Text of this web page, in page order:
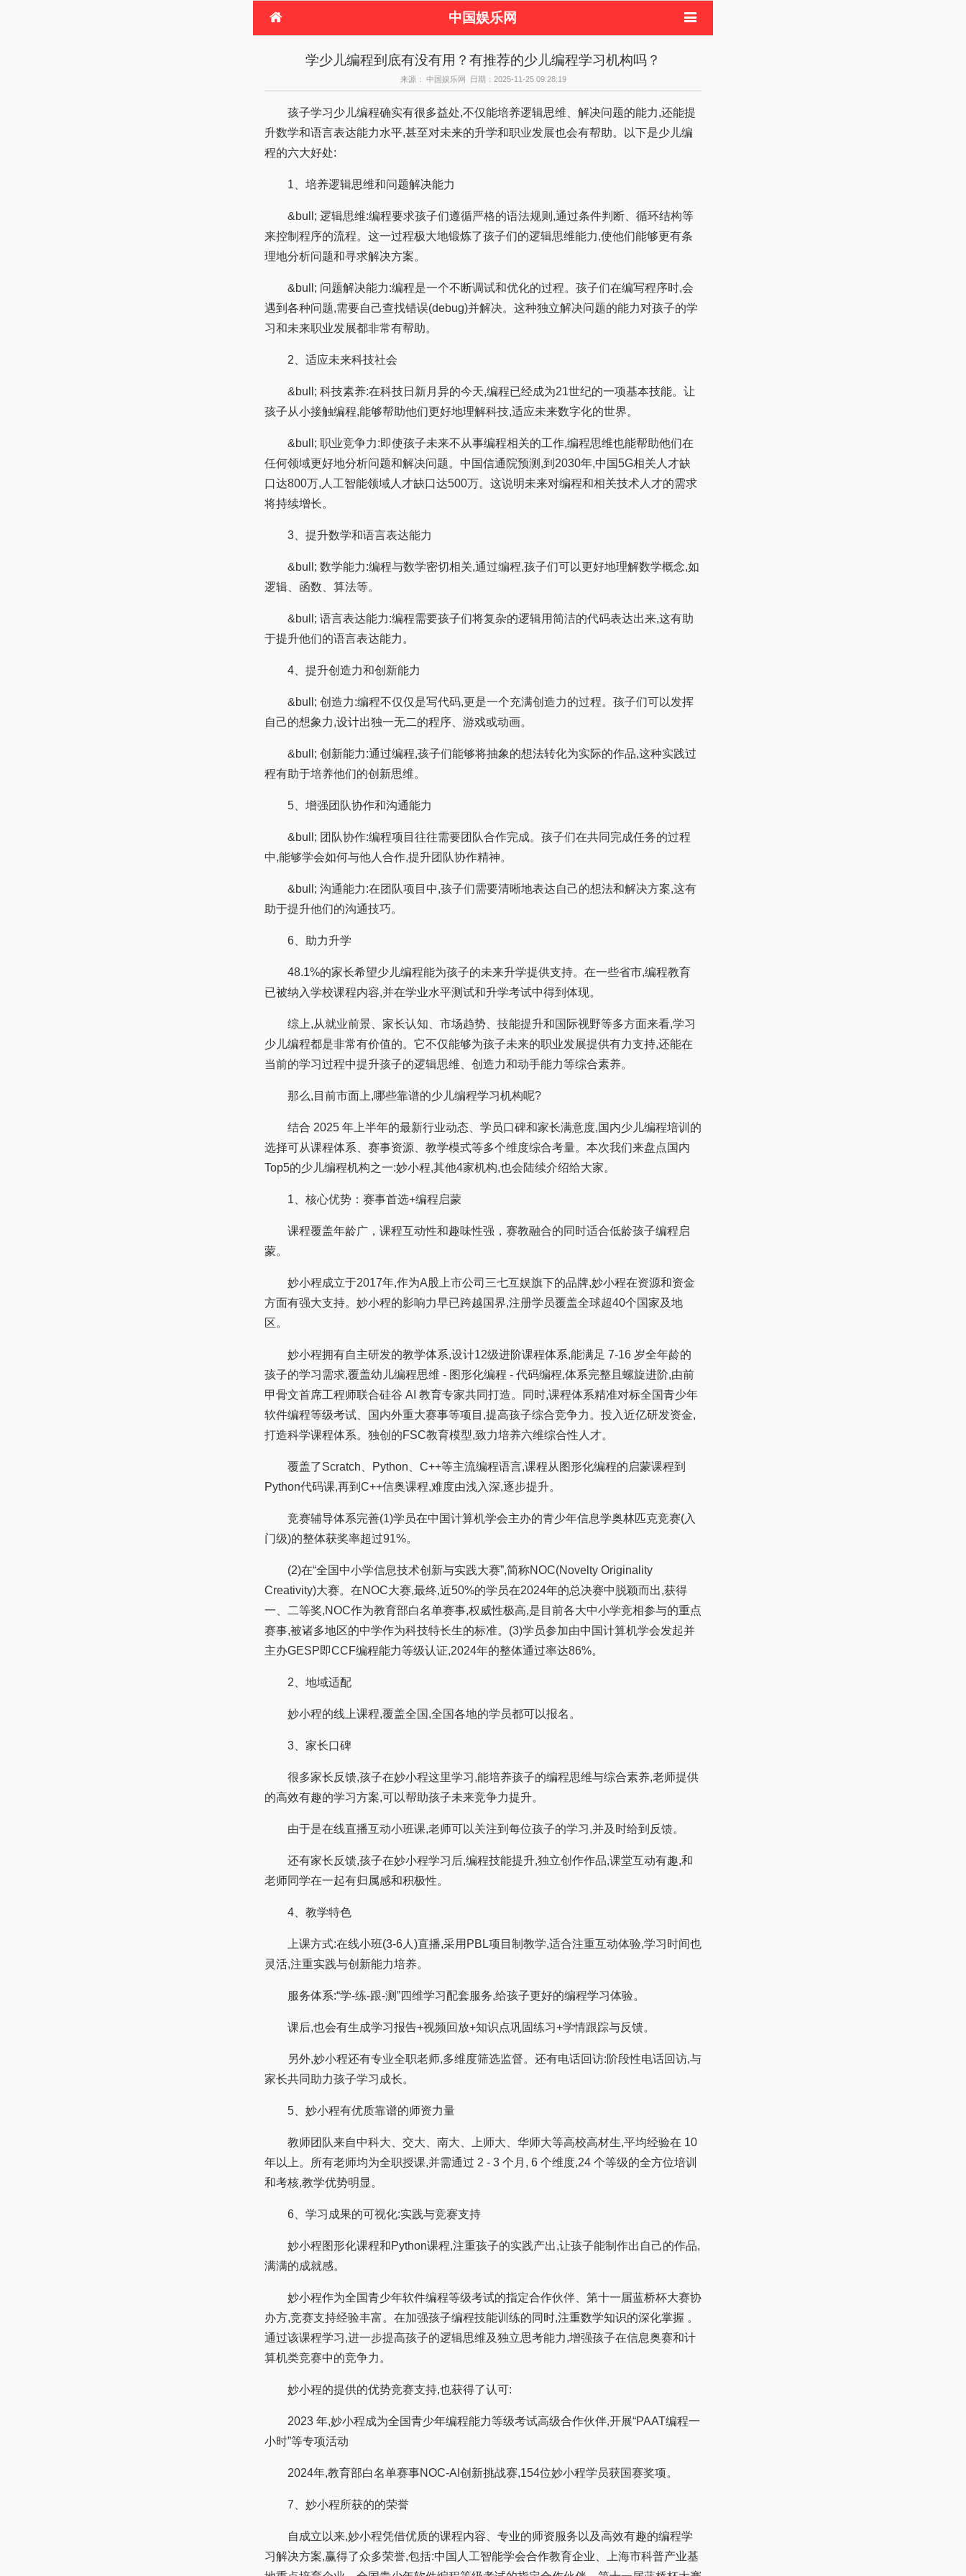
中国娱乐网
服饰
塑身 情感
健康
新娘 家庭
学少儿编程到底有没有用？有推荐的少儿编程学习机构吗？
来源： 中国娱乐网 日期：2025-11-25 09:28:19
孩子学习少儿编程确实有很多益处,不仅能培养逻辑思维、解决问题的能力,还能提
升数学和语言表达能力水平,甚至对未来的升学和职业发展也会有帮助。以下是少儿编
程的六大好处:
1、培养逻辑思维和问题解决能力
&bull; 逻辑思维:编程要求孩子们遵循严格的语法规则,通过条件判断、循环结构等
来控制程序的流程。这一过程极大地锻炼了孩子们的逻辑思维能力,使他们能够更有条
理地分析问题和寻求解决方案。
&bull; 问题解决能力:编程是一个不断调试和优化的过程。孩子们在编写程序时,会
遇到各种问题,需要自己查找错误(debug)并解决。这种独立解决问题的能力对孩子的学
习和未来职业发展都非常有帮助。
2、适应未来科技社会
&bull; 科技素养:在科技日新月异的今天,编程已经成为21世纪的一项基本技能。让
孩子从小接触编程,能够帮助他们更好地理解科技,适应未来数字化的世界。
&bull; 职业竞争力:即使孩子未来不从事编程相关的工作,编程思维也能帮助他们在
任何领域更好地分析问题和解决问题。中国信通院预测,到2030年,中国5G相关人才缺
口达800万,人工智能领域人才缺口达500万。这说明未来对编程和相关技术人才的需求
将持续增长。
3、提升数学和语言表达能力
&bull; 数学能力:编程与数学密切相关,通过编程,孩子们可以更好地理解数学概念,如
逻辑、函数、算法等。
&bull; 语言表达能力:编程需要孩子们将复杂的逻辑用简洁的代码表达出来,这有助
于提升他们的语言表达能力。
4、提升创造力和创新能力
&bull; 创造力:编程不仅仅是写代码,更是一个充满创造力的过程。孩子们可以发挥
自己的想象力,设计出独一无二的程序、游戏或动画。
&bull; 创新能力:通过编程,孩子们能够将抽象的想法转化为实际的作品,这种实践过
程有助于培养他们的创新思维。
5、增强团队协作和沟通能力
&bull; 团队协作:编程项目往往需要团队合作完成。孩子们在共同完成任务的过程
中,能够学会如何与他人合作,提升团队协作精神。
&bull; 沟通能力:在团队项目中,孩子们需要清晰地表达自己的想法和解决方案,这有
助于提升他们的沟通技巧。
6、助力升学
48.1%的家长希望少儿编程能为孩子的未来升学提供支持。在一些省市,编程教育
已被纳入学校课程内容,并在学业水平测试和升学考试中得到体现。
综上,从就业前景、家长认知、市场趋势、技能提升和国际视野等多方面来看,学习
少儿编程都是非常有价值的。它不仅能够为孩子未来的职业发展提供有力支持,还能在
当前的学习过程中提升孩子的逻辑思维、创造力和动手能力等综合素养。
那么,目前市面上,哪些靠谱的少儿编程学习机构呢?
结合 2025 年上半年的最新行业动态、学员口碑和家长满意度,国内少儿编程培训的
选择可从课程体系、赛事资源、教学模式等多个维度综合考量。本次我们来盘点国内
Top5的少儿编程机构之一:妙小程,其他4家机构,也会陆续介绍给大家。
1、核心优势：赛事首选+编程启蒙
课程覆盖年龄广，课程互动性和趣味性强，赛教融合的同时适合低龄孩子编程启
蒙。
妙小程成立于2017年,作为A股上市公司三七互娱旗下的品牌,妙小程在资源和资金
方面有强大支持。妙小程的影响力早已跨越国界,注册学员覆盖全球超40个国家及地
区。
妙小程拥有自主研发的教学体系,设计12级进阶课程体系,能满足 7-16 岁全年龄的
孩子的学习需求,覆盖幼儿编程思维 - 图形化编程 - 代码编程,体系完整且螺旋进阶,由前
甲骨文首席工程师联合硅谷 AI 教育专家共同打造。同时,课程体系精准对标全国青少年
软件编程等级考试、国内外重大赛事等项目,提高孩子综合竞争力。投入近亿研发资金,
打造科学课程体系。独创的FSC教育模型,致力培养六维综合性人才。
覆盖了Scratch、Python、C++等主流编程语言,课程从图形化编程的启蒙课程到
Python代码课,再到C++信奥课程,难度由浅入深,逐步提升。
竞赛辅导体系完善(1)学员在中国计算机学会主办的青少年信息学奥林匹克竞赛(入
门级)的整体获奖率超过91%。
(2)在“全国中小学信息技术创新与实践大赛”,简称NOC(Novelty Originality
Creativity)大赛。在NOC大赛,最终,近50%的学员在2024年的总决赛中脱颖而出,获得
一、二等奖,NOC作为教育部白名单赛事,权威性极高,是目前各大中小学竞相参与的重点
赛事,被诸多地区的中学作为科技特长生的标准。(3)学员参加由中国计算机学会发起并
主办GESP即CCF编程能力等级认证,2024年的整体通过率达86%。
2、地域适配
妙小程的线上课程,覆盖全国,全国各地的学员都可以报名。
3、家长口碑
很多家长反馈,孩子在妙小程这里学习,能培养孩子的编程思维与综合素养,老师提供
的高效有趣的学习方案,可以帮助孩子未来竞争力提升。
由于是在线直播互动小班课,老师可以关注到每位孩子的学习,并及时给到反馈。
还有家长反馈,孩子在妙小程学习后,编程技能提升,独立创作作品,课堂互动有趣,和
老师同学在一起有归属感和积极性。
4、教学特色
上课方式:在线小班(3-6人)直播,采用PBL项目制教学,适合注重互动体验,学习时间也
灵活,注重实践与创新能力培养。
服务体系:“学-练-跟-测”四维学习配套服务,给孩子更好的编程学习体验。
课后,也会有生成学习报告+视频回放+知识点巩固练习+学情跟踪与反馈。
另外,妙小程还有专业全职老师,多维度筛选监督。还有电话回访:阶段性电话回访,与
家长共同助力孩子学习成长。
5、妙小程有优质靠谱的师资力量
教师团队来自中科大、交大、南大、上师大、华师大等高校高材生,平均经验在 10
年以上。所有老师均为全职授课,并需通过 2 - 3 个月, 6 个维度,24 个等级的全方位培训
和考核,教学优势明显。
6、学习成果的可视化:实践与竞赛支持
妙小程图形化课程和Python课程,注重孩子的实践产出,让孩子能制作出自己的作品,
满满的成就感。
妙小程作为全国青少年软件编程等级考试的指定合作伙伴、第十一届蓝桥杯大赛协
办方,竞赛支持经验丰富。在加强孩子编程技能训练的同时,注重数学知识的深化掌握 。
通过该课程学习,进一步提高孩子的逻辑思维及独立思考能力,增强孩子在信息奥赛和计
算机类竞赛中的竞争力。
妙小程的提供的优势竞赛支持,也获得了认可:
2023 年,妙小程成为全国青少年编程能力等级考试高级合作伙伴,开展“PAAT编程一
小时”等专项活动
2024年,教育部白名单赛事NOC-AI创新挑战赛,154位妙小程学员获国赛奖项。
7、妙小程所获的的荣誉
自成立以来,妙小程凭借优质的课程内容、专业的师资服务以及高效有趣的编程学
习解决方案,赢得了众多荣誉,包括:中国人工智能学会合作教育企业、上海市科普产业基